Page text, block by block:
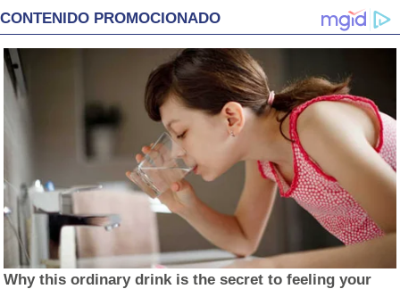
CONTENIDO PROMOCIONADO
Why this ordinary drink is the secret to feeling your